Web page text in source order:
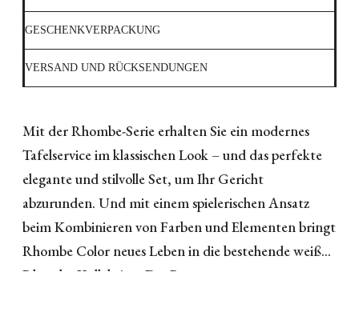
GESCHENKVERPACKUNG
VERSAND UND RÜCKSENDUNGEN
Mit der Rhombe-Serie erhalten Sie ein modernes
Tafelservice im klassischen Look – und das perfekte
elegante und stilvolle Set, um Ihr Gericht
abzurunden. Und mit einem spielerischen Ansatz
beim Kombinieren von Farben und Elementen bringt
Rhombe Color neues Leben in die bestehende weiße
Rhombe-Kollektion. Das Rautenmuster stammt aus